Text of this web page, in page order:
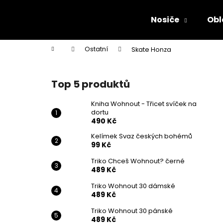
Nosiče
Domů Ostatní Skate Honza
Top 5 produktů
Kniha Wohnout - Třicet svíček na
dortu
490 Kč
Kelímek Svaz českých bohémů
99 Kč
Triko Chceš Wohnout? černé
489 Kč
Triko Wohnout 30 dámské
489 Kč
Triko Wohnout 30 pánské
489 Kč
í
do
do
KNIHA WOHNOUT - TŘICET SVÍČEK NA